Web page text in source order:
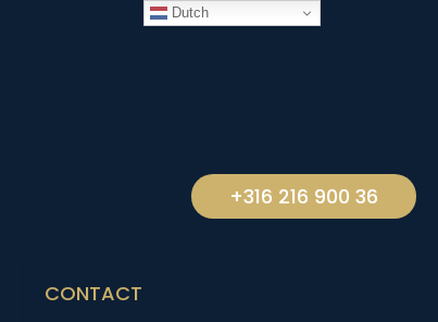
CONTACT
+316 216 900 36
Dutch